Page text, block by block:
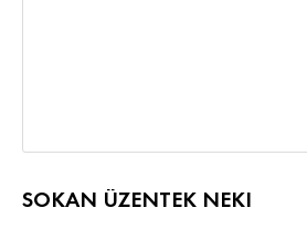
SOKAN ÜZENTEK NEKI